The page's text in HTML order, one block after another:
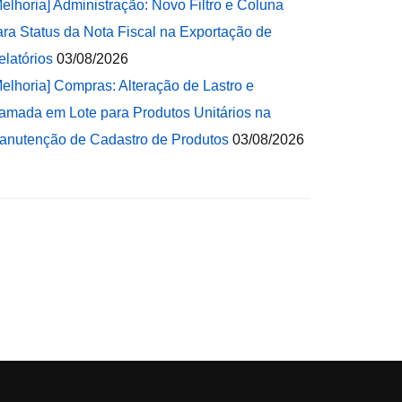
Administração: Novo Filtro e Coluna
Status da Nota Fiscal na Exportação de
03/08/2026
Compras: Alteração de Lastro e
em Lote para Produtos Unitários na
de Cadastro de Produtos 03/08/2026